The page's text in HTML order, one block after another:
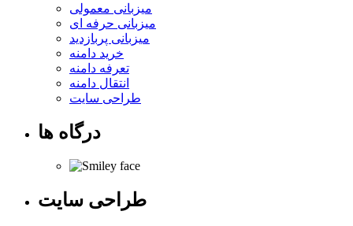
میزبانی معمولی
میزبانی حرفه ای
میزبانی پربازدید
خرید دامنه
تعرفه دامنه
انتقال دامنه
طراحی سایت
درگاه ها
طراحی سایت